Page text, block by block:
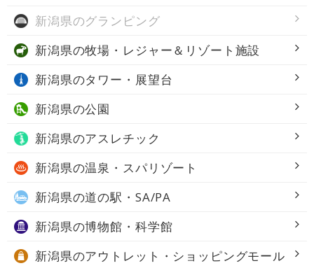
新潟県のグランピング
新潟県の牧場・レジャー＆リゾート施設
新潟県のタワー・展望台
新潟県の公園
新潟県のアスレチック
新潟県の温泉・スパリゾート
新潟県の道の駅・SA/PA
新潟県の博物館・科学館
新潟県のアウトレット・ショッピングモール